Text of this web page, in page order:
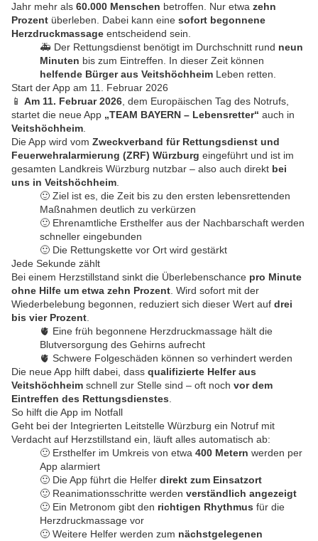
Jahr mehr als 60.000 Menschen betroffen. Nur etwa zehn
Prozent überleben. Dabei kann eine sofort begonnene
Herzdruckmassage entscheidend sein.
🚑 Der Rettungsdienst benötigt im Durchschnitt rund neun
Minuten bis zum Eintreffen. In dieser Zeit können
helfende Bürger aus Veitshöchheim Leben retten.
Start der App am 11. Februar 2026
📱 Am 11. Februar 2026 , dem Europäischen Tag des Notrufs,
startet die neue App „TEAM BAYERN – Lebensretter“ auch in
Veitshöchheim
Die App wird vom Zweckverband für Rettungsdienst und
Feuerwehralarmierung (ZRF) Würzburg eingeführt und ist im
gesamten Landkreis Würzburg nutzbar – also auch direkt bei
uns in Veitshöchheim
🙂 Ziel ist es, die Zeit bis zu den ersten lebensrettenden
Maßnahmen deutlich zu verkürzen
🙂 Ehrenamtliche Ersthelfer aus der Nachbarschaft werden
schneller eingebunden
🙂 Die Rettungskette vor Ort wird gestärkt
Jede Sekunde zählt
Bei einem Herzstillstand sinkt die Überlebenschance pro Minute
ohne Hilfe um etwa zehn Prozent . Wird sofort mit der
Wiederbelebung begonnen, reduziert sich dieser Wert auf drei
bis vier Prozent
🫀 Eine früh begonnene Herzdruckmassage hält die
Blutversorgung des Gehirns aufrecht
🫀 Schwere Folgeschäden können so verhindert werden
Die neue App hilft dabei, dass qualifizierte Helfer aus
Veitshöchheim schnell zur Stelle sind – oft noch vor dem
Eintreffen des Rettungsdienstes
So hilft die App im Notfall
Geht bei der Integrierten Leitstelle Würzburg ein Notruf mit
Verdacht auf Herzstillstand ein, läuft alles automatisch ab:
🙂 Ersthelfer im Umkreis von etwa 400 Metern werden per
App alarmiert
🙂 Die App führt die Helfer direkt zum Einsatzort
🙂 Reanimationsschritte werden verständlich angezeigt
🙂 Ein Metronom gibt den richtigen Rhythmus für die
Herzdruckmassage vor
🙂 Weitere Helfer werden zum nächstgelegenen